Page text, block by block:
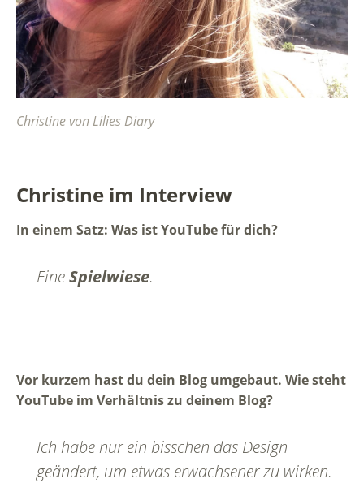
Christine von Lilies Diary
Christine im Interview
In einem Satz: Was ist YouTube für dich?
EineSpielwiese.
Vor kurzem hast du dein Blog umgebaut. Wie steht
YouTube im Verhältnis zu deinem Blog?
Ich habe nur ein bisschen das Design
geändert, um etwas erwachsener zu wirken.